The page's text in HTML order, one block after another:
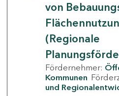
von
(Regionale
Fördernehmer:
Kommunen
und